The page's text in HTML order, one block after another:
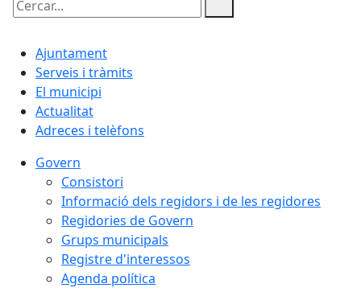
Cercar:
Ajuntament
Serveis i tràmits
El municipi
Actualitat
Adreces i telèfons
Govern
Consistori
Informació dels regidors i de les regidores
Regidories de Govern
Grups municipals
Registre d'interessos
Agenda política